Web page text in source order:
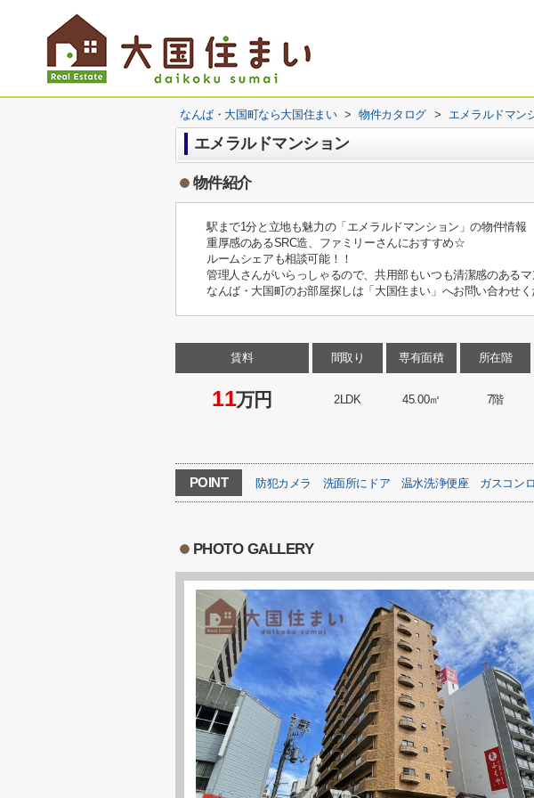
なんば・大国町なら大国住まい > 物件カタログ > エメラルドマン
エメラルドマンション
物件紹介
駅まで1分と立地も魅力の「エメラルドマンション」の物件情報
重厚感のあるSRC造、ファミリーさんにおすすめ☆
ルームシェアも相談可能！！
管理人さんがいらっしゃるので、共用部もいつも清潔感のあるマ
なんば・大国町のお部屋探しは「大国住まい」へお問い合わせく
賃料
11万円
間取り
2LDK
専有面積
45.00㎡
所在階
7階
POINT 防犯カメラ 洗面所にドア 温水洗浄便座 ガスコン
PHOTO GALLERY